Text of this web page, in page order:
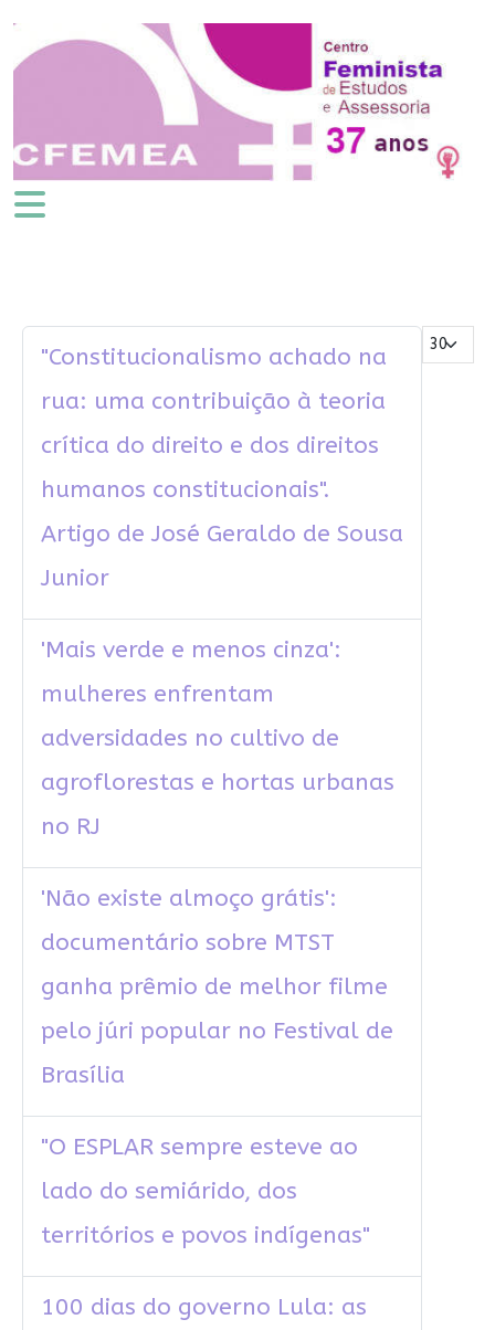
Mostrar #
"Constitucionalismo achado na
rua: uma contribuição à teoria
crítica do direito e dos direitos
humanos constitucionais".
Artigo de José Geraldo de Sousa
Junior
'Mais verde e menos cinza':
mulheres enfrentam
adversidades no cultivo de
agroflorestas e hortas urbanas
no RJ
'Não existe almoço grátis':
documentário sobre MTST
ganha prêmio de melhor filme
pelo júri popular no Festival de
Brasília
"O ESPLAR sempre esteve ao
lado do semiárido, dos
territórios e povos indígenas"
100 dias do governo Lula: as